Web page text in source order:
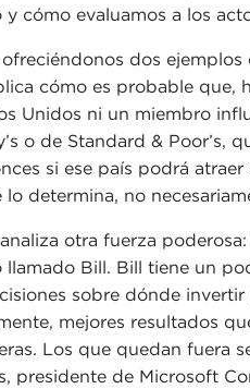
cómo evaluamos a los
dos
cómo es probable
Unidos ni un miembro
o de Standard & Poor’s,
si ese país podrá
determina, no
otra fuerza
Bill. Bill tiene un
sobre dónde
mejores resultados
Los que quedan
presidente de Microsoft